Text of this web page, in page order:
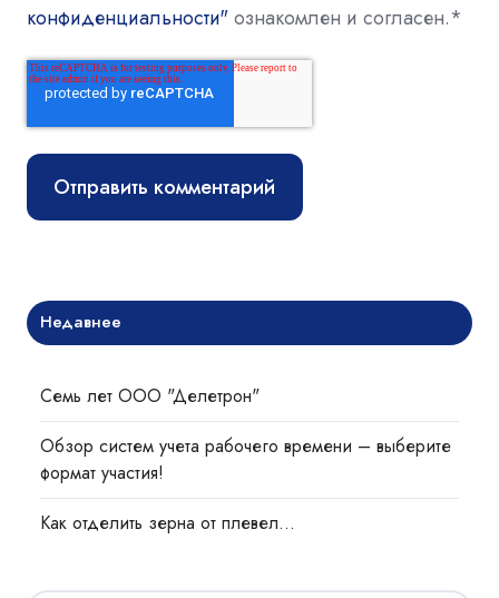
конфиденциальности"ознакомлен и согласен.*
Недавнее
Семь лет ООО "Делетрон"
Обзор систем учета рабочего времени – выберите
формат участия!
Как отделить зерна от плевел…